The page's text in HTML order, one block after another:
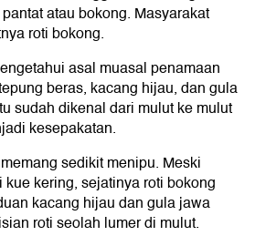
atau bokong. Masyarakat
roti bokong.
asal muasal penamaan
beras, kacang hijau, dan gula
sudah dikenal dari mulut ke mulut
kesepakatan.
sedikit menipu. Meski
kering, sejatinya roti bokong
kacang hijau dan gula jawa
roti seolah lumer di mulut.